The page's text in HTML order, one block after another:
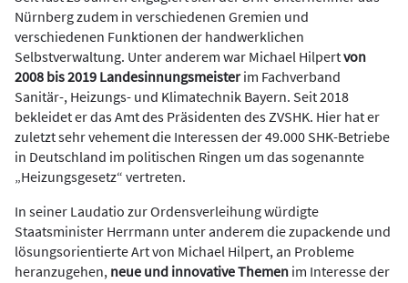
Nürnberg zudem in verschiedenen Gremien und
verschiedenen Funktionen der handwerklichen
Selbstverwaltung. Unter anderem war Michael Hilpertvon
2008 bis 2019 Landesinnungsmeisterim Fachverband
Sanitär-, Heizungs- und Klimatechnik Bayern. Seit 2018
bekleidet er das Amt des Präsidenten des ZVSHK. Hier hat er
zuletzt sehr vehement die Interessen der 49.000 SHK-Betriebe
in Deutschland im politischen Ringen um das sogenannte
„Heizungsgesetz“ vertreten.
In seiner Laudatio zur Ordensverleihung würdigte
Staatsminister Herrmann unter anderem die zupackende und
lösungsorientierte Art von Michael Hilpert, an Probleme
heranzugehen, neue und innovative Themen im Interesse der